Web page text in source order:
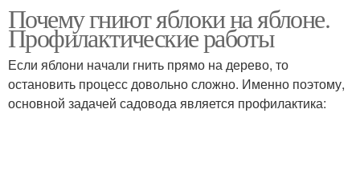
Почему гниют яблоки на яблоне.
Профилактические работы
Если яблони начали гнить прямо на дерево, то
остановить процесс довольно сложно. Именно поэтому,
основной задачей садовода является профилактика: